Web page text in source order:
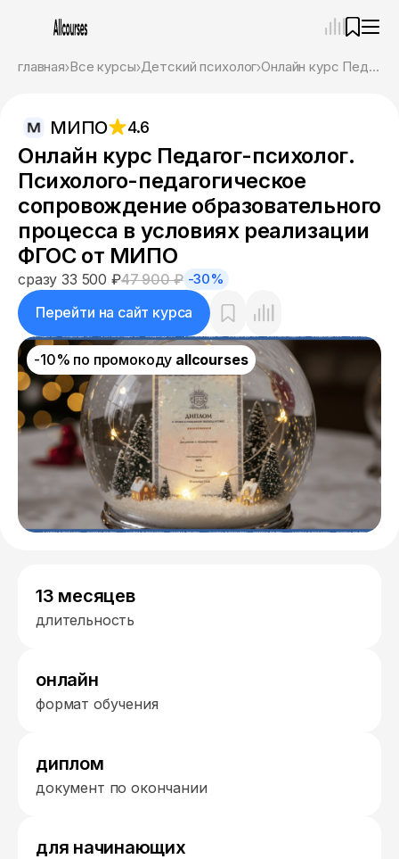
главная Все курсы Детский психолог Онлайн курс Педагог-психолог. Психолого-педагогическое сопровождение образовательного процесса в условиях реализации ФГОС от МИПО
МИПО 4.6
Онлайн курс Педагог-психолог.
Психолого-педагогическое
сопровождение образовательного
процесса в условиях реализации
ФГОС от МИПО
сразу 33 500 ₽47 900 ₽ -30%
Перейти на сайт курса
-10% по промокоду allcourses
13 месяцев
длительность
онлайн
формат обучения
диплом
документ по окончании
для начинающих
Привет! Я Ваш карьерный навигатор. Подберу
курсы, которые соответствует именно вашим
целям.
Пожалуйста, ответьте на несколько вопросов,
Приступим?